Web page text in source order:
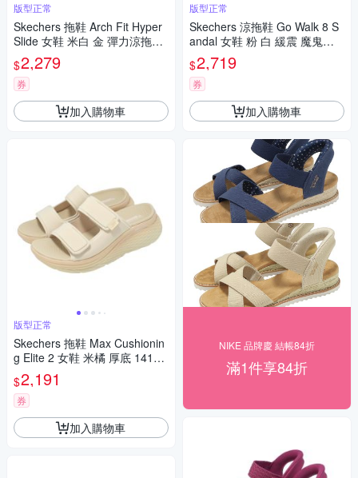
版型正常
Skechers 拖鞋 Arch Fit Hyper
Slide 女鞋 米白 金 彈力涼拖鞋
141711GLD
$2,279
券
加入購物車
版型正常
Skechers 拖鞋 Max Cushionin
g Elite 2 女鞋 米橘 厚底 14161
0NAT
$2,191
券
加入購物車
版型正常
Skechers 涼拖鞋 Go Walk 8 S
andal 女鞋 粉 白 緩震 魔鬼氈 1
41020MVE
$2,719
券
加入購物車
NIKE 品牌慶 結帳84折
滿1件享84折